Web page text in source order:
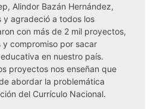
Alindor Bazán Hernández,
y agradeció a todos los
con más de 2 mil proyectos,
compromiso por sacar
en nuestro país.
proyectos nos enseñan que
abordar la problemática
del Currículo Nacional.